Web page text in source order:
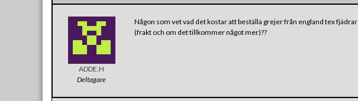
ADDE.H
Deltagare
Någon som vet vad det kostar att beställa grejer från england tex fjädrar
(frakt och om det tillkommer något mer)??